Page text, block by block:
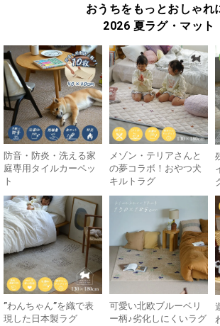
おうちをもっとおしゃれ
2026 夏ラグ・マット
防音・防炎・洗える家
庭専用タイルカーペッ
ト
メゾン・テリアさんと
の夢コラボ！おやつ犬
キルトラグ
”わんちゃん”を織で表
現した日本製ラグ
可愛い北欧ブルーベリ
ー柄♪劣化しにくいラグ